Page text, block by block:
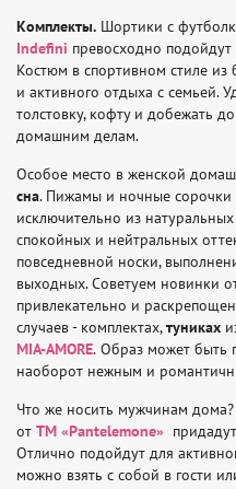
Комплекты. Шортики с
Indefini превосходно
Костюм в спортивном стиле
и активного отдыха с семьей.
толстовку, кофту и добежать
домашним делам.
Особое место в женской
сна. Пижамы и ночные
исключительно из
спокойных и нейтральных
повседневной носки,
выходных. Советуем новинки
привлекательно и
случаев - комплектах,туниках
MIA-AMORE. Образ может быть
наоборот нежным и
Что же носить мужчинам дома?
от ТМ «Pantelemone»
Отлично подойдут для
можно взять с собой в гости